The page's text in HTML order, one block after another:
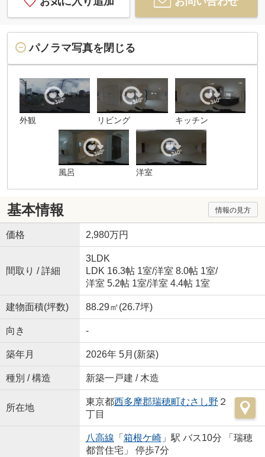
パノラマ写真を閉じる
外観 リビング キッチン
風呂 洋室
基本情報 情報の見方
価格 2,980万円
間取り / 詳細
3LDK
LDK 16.3帖 1室/洋室 8.0帖 1室/
洋室 5.2帖 1室/洋室 4.4帖 1室
建物面積(坪数) 88.29㎡(26.7坪)
向き -
築年月 2026年 5月(新築)
種別 / 構造 新築一戸建 / 木造
所在地
東京都西多摩郡瑞穂町むさし野 ２
丁目
八高線 「 箱根ケ崎」駅 バス10分 「瑞穂
都営住宅」 停歩7分